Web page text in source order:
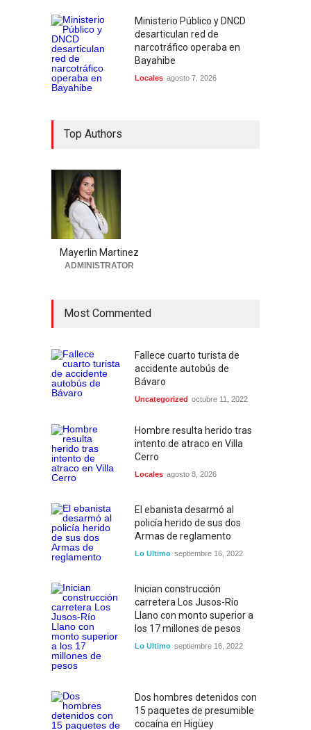
Ministerio Público y DNCD
desarticulan red de
narcotráfico operaba en
Bayahibe
Locales agosto 7, 2026
Top Authors
Mayerlin Martinez
ADMINISTRATOR
Most Commented
Fallece cuarto turista de
accidente autobús de
Bávaro
Uncategorized octubre 11, 2022
Hombre resulta herido tras
intento de atraco en Villa
Cerro
Locales agosto 8, 2026
El ebanista desarmó al
policía herido de sus dos
Armas de reglamento
Lo Ultimo septiembre 16, 2022
Inician construcción
carretera Los Jusos-Río
Llano con monto superior a
los 17 millones de pesos
Lo Ultimo septiembre 16, 2022
Dos hombres detenidos con
15 paquetes de presumible
cocaína en Higüey